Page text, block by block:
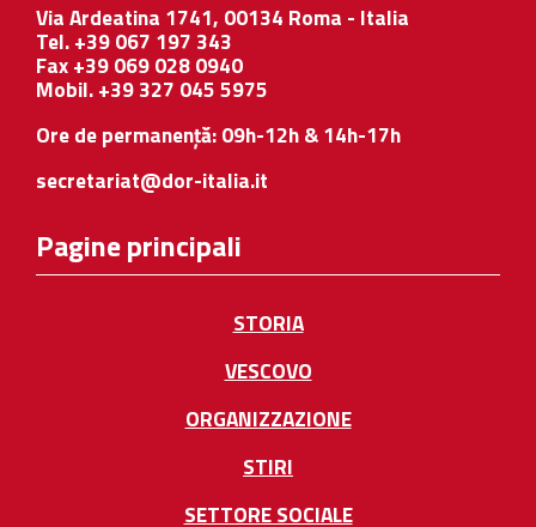
Via Ardeatina 1741, 00134 Roma - Italia
Tel. +39 067 197 343
Fax +39 069 028 0940
Mobil. +39 327 045 5975
Ore de permanență: 09h-12h & 14h-17h
secretariat@dor-italia.it
Pagine principali
STORIA
VESCOVO
ORGANIZZAZIONE
STIRI
SETTORE SOCIALE